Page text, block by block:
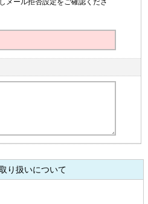
り扱いについて